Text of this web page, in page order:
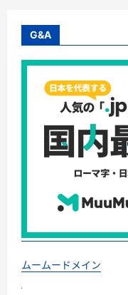
G&A
ムームードメイン